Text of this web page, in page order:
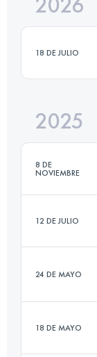
18 DE JULIO
2025
8 DE
NOVIEMBRE
12 DE JULIO
24 DE MAYO
18 DE MAYO